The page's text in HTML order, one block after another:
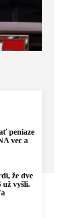
peniaze
vec a
že dve
už vyšli.